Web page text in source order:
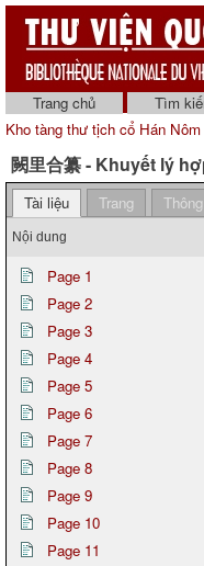
Trang chủ Tìm
Kho tàng thư tịch cổ Hán Nôm
闕里合纂 - Khuyết lý
Tài liệu Trang
Nội dung
Page 1
Page 2
Page 3
Page 4
Page 5
Page 6
Page 7
Page 8
Page 9
Page 10
Page 11